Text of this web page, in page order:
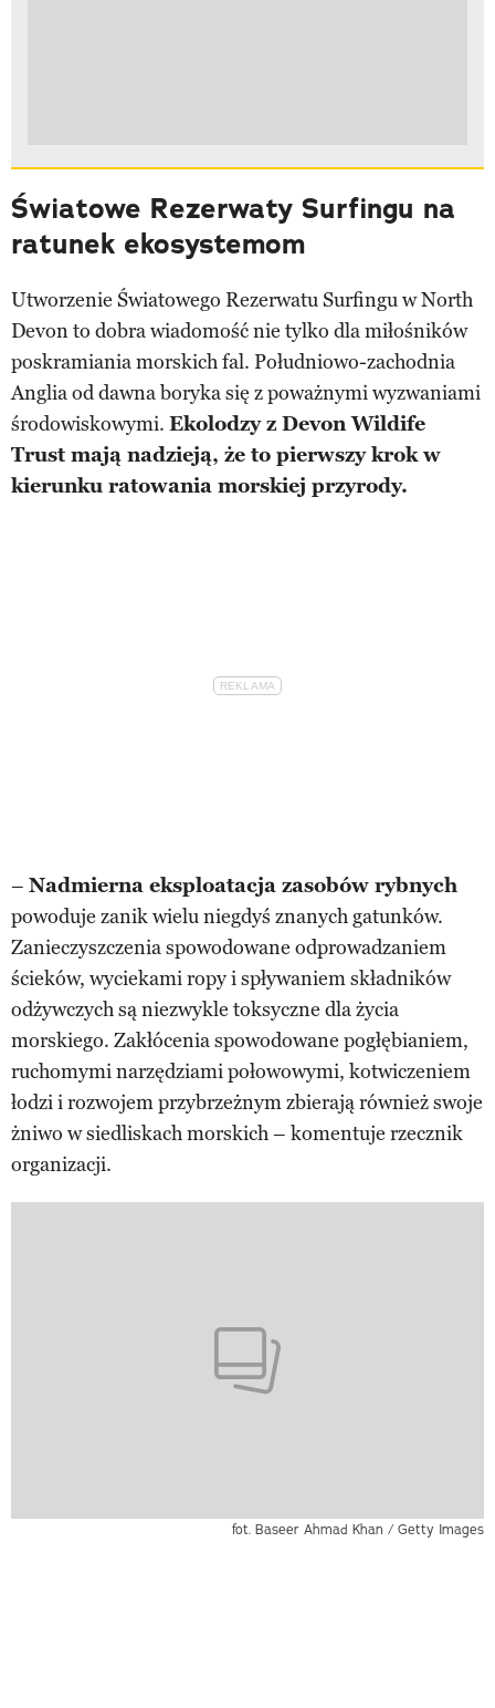
Światowe Rezerwaty Surfingu na
ratunek ekosystemom
Utworzenie Światowego Rezerwatu Surfingu w North
Devon to dobra wiadomość nie tylko dla miłośników
poskramiania morskich fal. Południowo-zachodnia
Anglia od dawna boryka się z poważnymi wyzwaniami
środowiskowymi. Ekolodzy z Devon Wildife
Trust mają nadzieją, że to pierwszy krok w
kierunku ratowania morskiej przyrody.
– Nadmierna eksploatacja zasobów rybnych
powoduje zanik wielu niegdyś znanych gatunków.
Zanieczyszczenia spowodowane odprowadzaniem
ścieków, wyciekami ropy i spływaniem składników
odżywczych są niezwykle toksyczne dla życia
morskiego. Zakłócenia spowodowane pogłębianiem,
ruchomymi narzędziami połowowymi, kotwiczeniem
łodzi i rozwojem przybrzeżnym zbierają również swoje
żniwo w siedliskach morskich – komentuje rzecznik
organizacji.
fot. Baseer Ahmad Khan / Getty Images